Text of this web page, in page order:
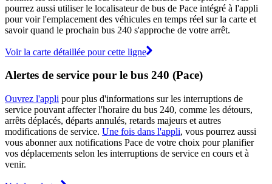
pourrez aussi utiliser le localisateur de bus de Pace intégré à l'appli
pour voir l'emplacement des véhicules en temps réel sur la carte et
savoir quand le prochain bus 240 s'approche de votre arrêt.
Voir la carte détaillée pour cette ligne
Alertes de service pour le bus 240 (Pace)
Ouvrez l'appli pour plus d'informations sur les interruptions de
service pouvant affecter l'horaire du bus 240, comme les détours,
arrêts déplacés, départs annulés, retards majeurs et autres
modifications de service. Une fois dans l'appli, vous pourrez aussi
vous abonner aux notifications Pace de votre choix pour planifier
vos déplacements selon les interruptions de service en cours et à
venir.